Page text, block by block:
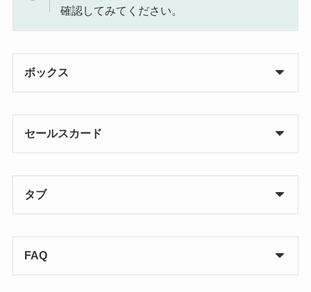
確認してみてください。
ボックス
セールスカード
タブ
FAQ